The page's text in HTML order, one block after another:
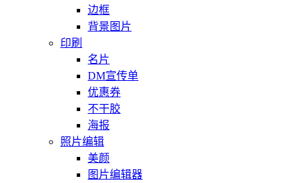
边框
背景图片
印刷
名片
DM宣传单
优惠券
不干胶
海报
照片编辑
美颜
图片编辑器